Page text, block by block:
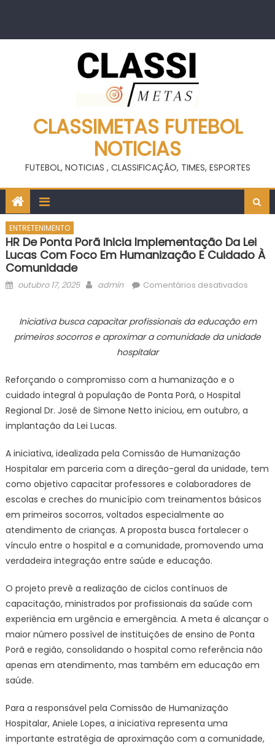
CLASSIMETAS FUTEBOL
NOTICIAS
FUTEBOL, NOTICIAS , CLASSIFICAÇÃO, TIMES, ESPORTES
ENTRETENIMENTO
HR De Ponta Porã Inicia Implementação Da Lei
Lucas Com Foco Em Humanização E Cuidado À
Comunidade
Posted
outubro 17, 2025 Author
admin Comentários desativadosem
Ponta
Porã
Lucas
e
Iniciativa busca capacitar profissionais da educação em
primeiros socorros e aproximar a comunidade da unidade
hospitalar
Reforçando o compromisso com a humanização e o
cuidado integral à população de Ponta Porã, o Hospital
Regional Dr. José de Simone Netto iniciou, em outubro, a
implantação da Lei Lucas.
A iniciativa, idealizada pela Comissão de Humanização
Hospitalar em parceria com a direção-geral da unidade, tem
como objetivo capacitar professores e colaboradores de
escolas e creches do município com treinamentos básicos
em primeiros socorros, voltados especialmente ao
atendimento de crianças. A proposta busca fortalecer o
vínculo entre o hospital e a comunidade, promovendo uma
verdadeira integração entre saúde e educação.
O projeto prevê a realização de ciclos contínuos de
capacitação, ministrados por profissionais da saúde com
experiência em urgência e emergência. A meta é alcançar o
maior número possível de instituições de ensino de Ponta
Porã e região, consolidando o hospital como referência não
apenas em atendimento, mas também em educação em
saúde.
Para a responsável pela Comissão de Humanização
Hospitalar, Aniele Lopes, a iniciativa representa uma
importante estratégia de aproximação com a comunidade,